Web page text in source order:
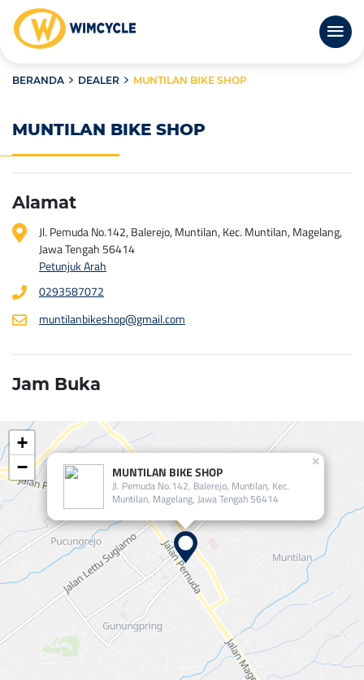
BERANDA DEALER MUNTILAN BIKE SHOP
MUNTILAN BIKE SHOP
Alamat
Jl. Pemuda No.142, Balerejo, Muntilan, Kec. Muntilan, Magelang,
Jawa Tengah 56414
Petunjuk Arah
0293587072
muntilanbikeshop@gmail.com
Jam Buka
MUNTILAN BIKE SHOP
Jl. Pemuda No.142, Balerejo, Muntilan, Kec.
Muntilan, Magelang, Jawa Tengah 56414
×
+
−